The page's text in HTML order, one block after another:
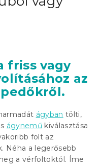
friss vagy
az
ágyban tölti,
ágynemű kiválasztása
folt az
Néha a legerősebb
a vérfoltoktól. Íme